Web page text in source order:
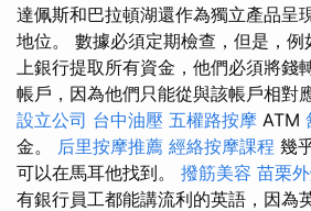
達佩斯和巴拉頓湖還作為獨立產品呈
地位。 數據必須定期檢查，但是，例
上銀行提取所有資金，他們必須將錢
帳戶，因為他們只能從與該帳戶相對
設立公司 台中油壓 五權路按摩 ATM
金。 后里按摩推薦 經絡按摩課程 幾
可以在馬耳他找到。 撥筋美容 苗栗
有銀行員工都能講流利的英語，因為